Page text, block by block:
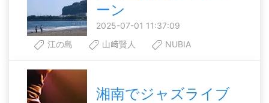
ーン
2025-07-01 11:37:09
江の島
山﨑賢人 NUBIA
湘南でジャズライブ